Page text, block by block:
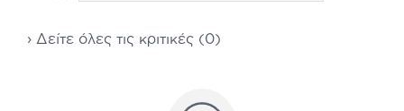
› Δείτε όλες τις κριτικές (0)